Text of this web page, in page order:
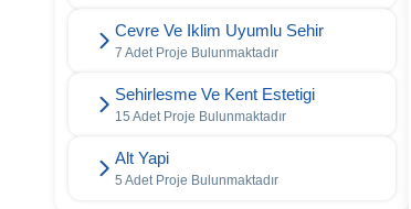
Cevre Ve Iklim Uyumlu Sehir
7 Adet Proje Bulunmaktadır
Sehirlesme Ve Kent Estetigi
15 Adet Proje Bulunmaktadır
Alt Yapi
5 Adet Proje Bulunmaktadır